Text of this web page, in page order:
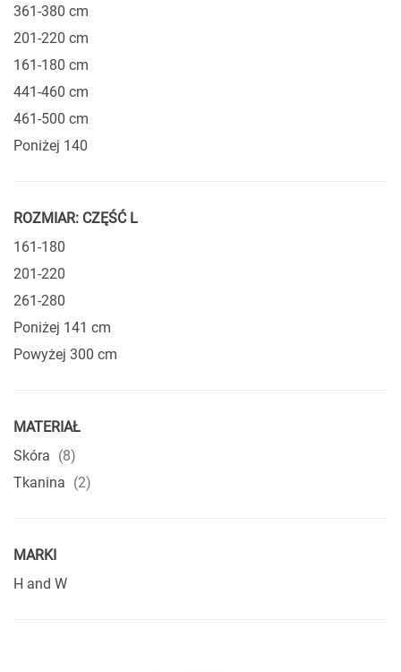
361-380 cm
201-220 cm
161-180 cm
441-460 cm
461-500 cm
Poniżej 140
ROZMIAR: CZĘŚĆ L
161-180
201-220
261-280
Poniżej 141 cm
Powyżej 300 cm
MATERIAŁ
Skóra
8produkty
Tkanina
2produkty
MARKI
H and W